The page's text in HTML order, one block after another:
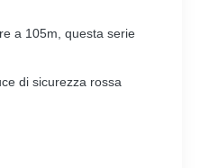
a 105m, questa serie
di sicurezza rossa